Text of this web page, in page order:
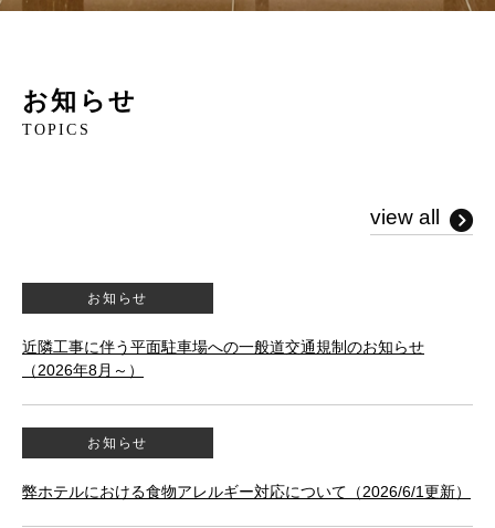
お知らせ
TOPICS
view all
お知らせ
近隣工事に伴う平面駐車場への一般道交通規制のお知らせ
（2026年8月～）
お知らせ
弊ホテルにおける食物アレルギー対応について（2026/6/1更新）